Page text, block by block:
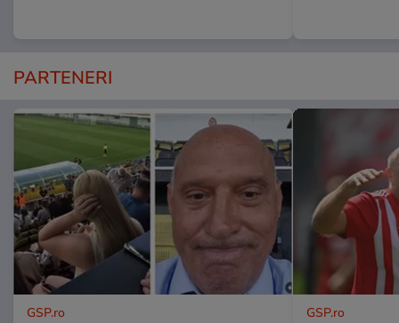
PARTENERI
GSP.ro GSP.ro